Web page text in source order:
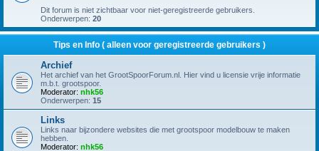
Dit forum is niet zichtbaar voor niet-geregistreerde gebruikers.
Onderwerpen: 20
Tips en Info ( alleen voor geregistreerde gebruikers )
Archief
Het archief van het GrootSpoorForum.nl. Hier vind u licensie vrije informatie
m.b.t. grootspoor.
Moderator: nhk56
Onderwerpen: 15
Links
Links naar bijzondere websites die met grootspoor modelbouw te maken
hebben.
Moderator: nhk56